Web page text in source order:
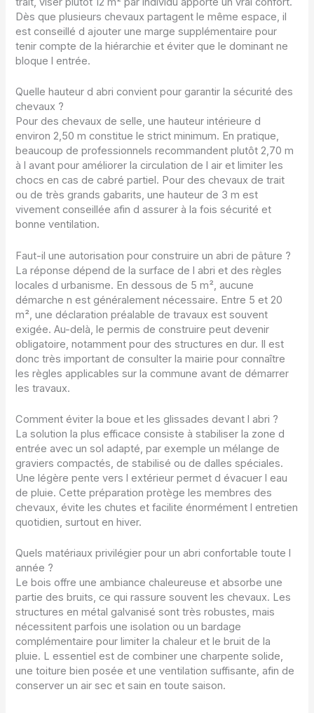
Dès que plusieurs chevaux partagent le même espace, il
est conseillé d ajouter une marge supplémentaire pour
tenir compte de la hiérarchie et éviter que le dominant ne
bloque l entrée.
Quelle hauteur d abri convient pour garantir la sécurité des
chevaux ?
Pour des chevaux de selle, une hauteur intérieure d
environ 2,50 m constitue le strict minimum. En pratique,
beaucoup de professionnels recommandent plutôt 2,70 m
à l avant pour améliorer la circulation de l air et limiter les
chocs en cas de cabré partiel. Pour des chevaux de trait
ou de très grands gabarits, une hauteur de 3 m est
vivement conseillée afin d assurer à la fois sécurité et
bonne ventilation.
Faut-il une autorisation pour construire un abri de pâture ?
La réponse dépend de la surface de l abri et des règles
locales d urbanisme. En dessous de 5 m², aucune
démarche n est généralement nécessaire. Entre 5 et 20
m², une déclaration préalable de travaux est souvent
exigée. Au-delà, le permis de construire peut devenir
obligatoire, notamment pour des structures en dur. Il est
donc très important de consulter la mairie pour connaître
les règles applicables sur la commune avant de démarrer
les travaux.
Comment éviter la boue et les glissades devant l abri ?
La solution la plus efficace consiste à stabiliser la zone d
entrée avec un sol adapté, par exemple un mélange de
graviers compactés, de stabilisé ou de dalles spéciales.
Une légère pente vers l extérieur permet d évacuer l eau
de pluie. Cette préparation protège les membres des
chevaux, évite les chutes et facilite énormément l entretien
quotidien, surtout en hiver.
Quels matériaux privilégier pour un abri confortable toute l
année ?
Le bois offre une ambiance chaleureuse et absorbe une
partie des bruits, ce qui rassure souvent les chevaux. Les
structures en métal galvanisé sont très robustes, mais
nécessitent parfois une isolation ou un bardage
complémentaire pour limiter la chaleur et le bruit de la
pluie. L essentiel est de combiner une charpente solide,
une toiture bien posée et une ventilation suffisante, afin de
conserver un air sec et sain en toute saison.